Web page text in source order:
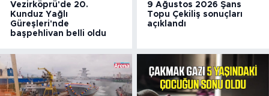
Vezirköprü'de 20.
Kunduz Yağlı
Güreşleri'nde
başpehlivan belli oldu
9 Ağustos 2026 Şans
Topu Çekiliş sonuçları
açıklandı